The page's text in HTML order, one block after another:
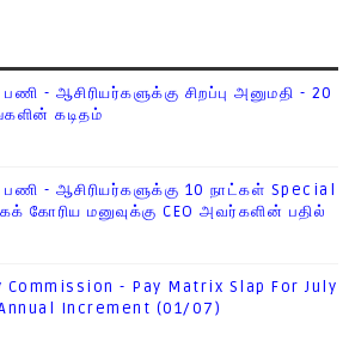
- ஆசிரியர்களுக்கு சிறப்பு அனுமதி - 20
கடிதம்
பணி - ஆசிரியர்களுக்கு 10 நாட்கள் Special
கோரிய மனுவுக்கு CEO அவர்களின் பதில்
Commission - Pay Matrix Slap For July
Increment (01/07)